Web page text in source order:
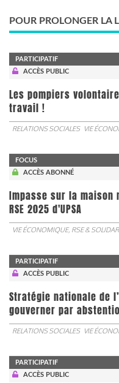
POUR PROLONGER LA
PARTICIPATIF
ACCÈS PUBLIC
Les pompiers
travail !
RELATIONS SOCIALES VIE
FOCUS
ACCÈS ABONNÉ
Impasse sur la maison
RSE 2025 d'UPSA
VIE ÉCONOMIQUE, RSE &
PARTICIPATIF
ACCÈS PUBLIC
Stratégie nationale de
gouverner par
RELATIONS SOCIALES VIE
PARTICIPATIF
ACCÈS PUBLIC